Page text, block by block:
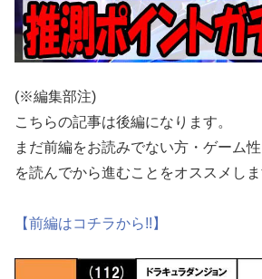
(※編集部注)
こちらの記事は後編になります。
まだ前編をお読みでない方・ゲーム
を読んでから進むことをオススメしま
【前編はコチラから!!】